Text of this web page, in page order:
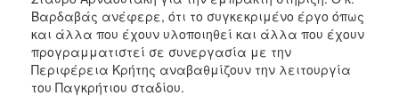
ΑΝΘΕΚΤΙΚΗ
ΠΟΛΗ
Βαρδαβάς ανέφερε, ότι το συγκεκριμένο έργο όπως
και άλλα που έχουν υλοποιηθεί και άλλα που έχουν
προγραμματιστεί σε συνεργασία με την
Περιφέρεια Κρήτης αναβαθμίζουν την λειτουργία
του Παγκρήτιου σταδίου.